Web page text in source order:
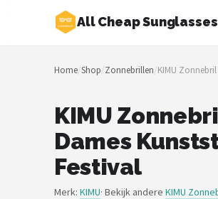
All Cheap Sunglasses
Zoeken
NAVIGATIE
Merken
Home/Shop/Zonnebrillen/KIMU
KIMU
Dames
Festival
Merk: KIMU· Bekijk andere KIMU